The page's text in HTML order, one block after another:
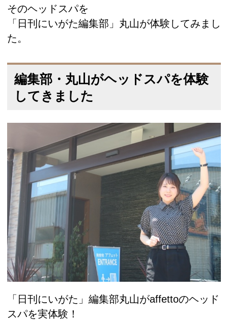
そのヘッドスパを
「日刊にいがた編集部」丸山が体験してみまし
た。
編集部・丸山がヘッドスパを体験
してきました
「日刊にいがた」編集部丸山がaffettoのヘッド
スパを実体験！